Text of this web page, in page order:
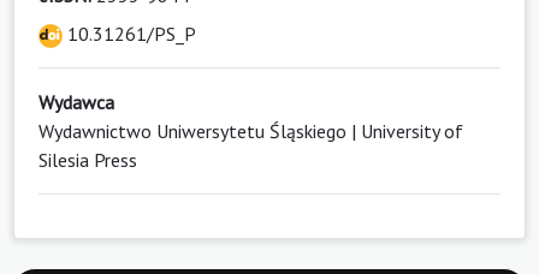
10.31261/PS_P
Wydawca
Wydawnictwo Uniwersytetu Śląskiego | University of
Silesia Press